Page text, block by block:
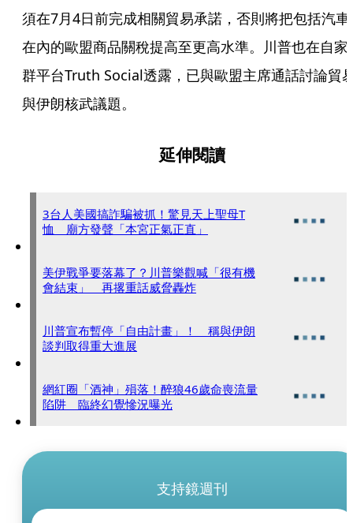
須在7月4日前完成相關貿易承諾，否則將把包括汽車
在內的歐盟商品關稅提高至更高水準。川普也在自家
群平台Truth Social透露，已與歐盟主席通話討論貿
與伊朗核武議題。
延伸閱讀
3台人美國搞詐騙被抓！驚見天上聖母T
恤 廟方發聲「本宮正氣正直」
美伊戰爭要落幕了？川普樂觀喊「很有機
會結束」 再撂重話威脅轟炸
川普宣布暫停「自由計畫」！ 稱與伊朗
談判取得重大進展
網紅圈「酒神」殞落！醉狼46歲命喪流量
陷阱 臨終幻覺慘況曝光
支持鏡週刊